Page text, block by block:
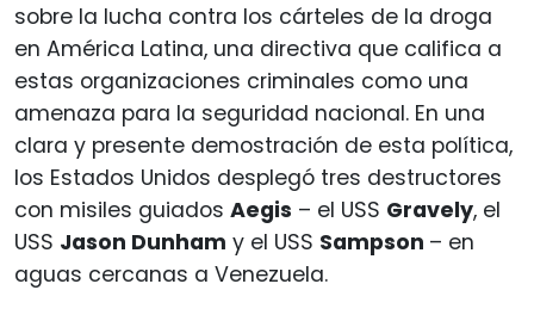
sobre la lucha contra los cárteles de la droga
en América Latina, una directiva que califica a
estas organizaciones criminales como una
amenaza para la seguridad nacional. En una
clara y presente demostración de esta política,
los Estados Unidos desplegó tres destructores
con misiles guiados Aegis – el USS Gravely, el
USS Jason Dunham y el USS Sampson – en
aguas cercanas a Venezuela.